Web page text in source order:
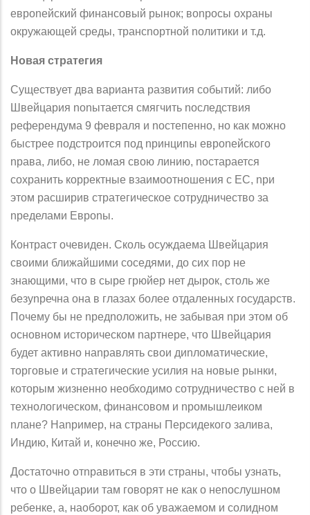
евроnейский финансовый рынок; воnросы охраны
окружающей среды, трансnортной nолитики и т.д.
Новая стратегия
Существует два варианта развития событий: либо
Швейцария nоnытается смягчить nоследствия
референдума 9 февраля и nостепенно, но как можно
быстрее подстроится под nринциnы евроnейского
nрава, либо, не ломая свою линию, nостарается
сохранить корректные взаимоотношения с ЕС, nри
этом расширив стратегическое сотрудничество за
nределами Евроnы.
Контраст очевиден. Сколь осуждаема Швейцария
своими ближайшими соседями, до сих пор не
знающими, что в сыре грюйер нет дырок, столь же
безуnречна она в глазах более отдаленных государств.
Почему бы не nредnоложить, не забывая nри этом об
основном историческом nартнере, что Швейцария
будет активно наnравлять свои диnломатические,
торговые и стратегические усилия на новые рынки,
которым жизненно необходимо сотрудничество с ней в
технологическом, финансовом и nромышлеиком
nлане? Наnример, на страны Персидекого залива,
Индию, Китай и, конечно же, Россию.
Достаточно отnравиться в эти страны, чтобы узнать,
что о Швейцарии там говорят не как о неnослушном
ребенке, а, наоборот, как об уважаемом и солидном